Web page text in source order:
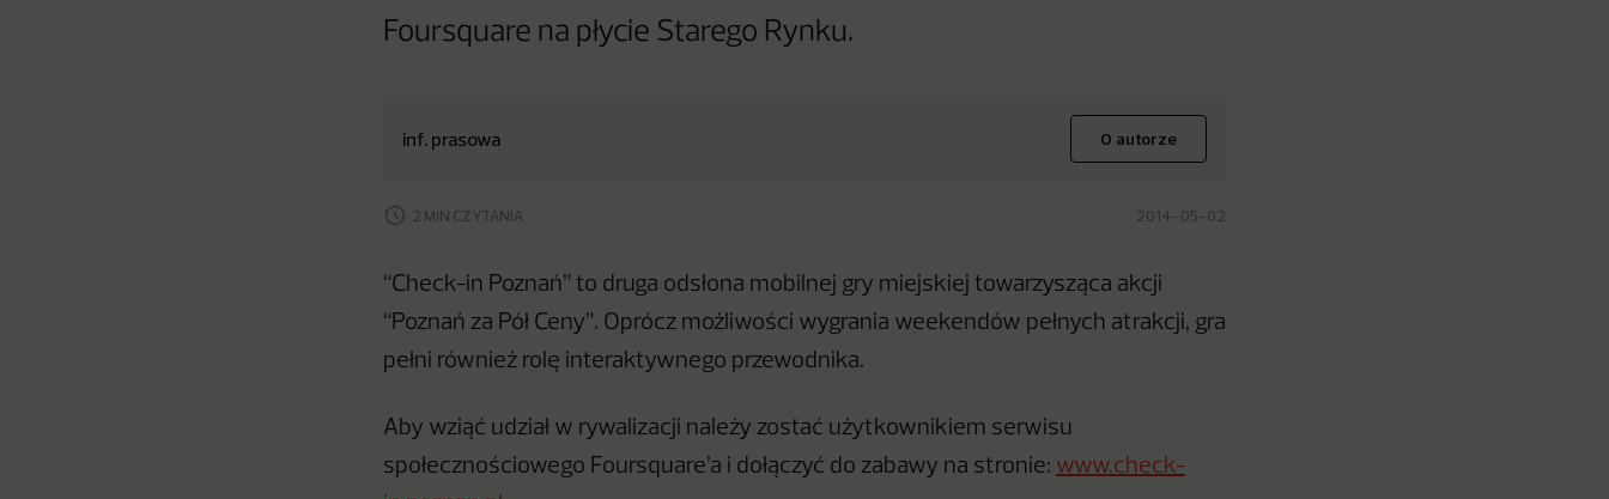
Foursquare na płycie Starego Rynku.
inf. prasowa O autorze
2 MIN CZYTANIA 2014-05-02
“Check-in Poznań” to druga odsłona mobilnej gry miejskiej towarzysząca akcji
“Poznań za Pół Ceny”. Oprócz możliwości wygrania weekendów pełnych atrakcji, gra
pełni również rolę interaktywnego przewodnika.
Aby wziąć udział w rywalizacji należy zostać użytkownikiem serwisu
społecznościowego Foursquare’a i dołączyć do zabawy na stronie: www.check-